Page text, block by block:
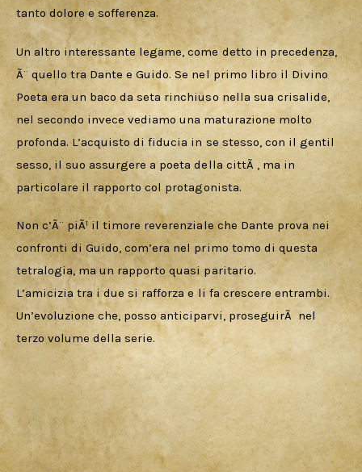
tanto dolore e sofferenza.
Un altro interessante legame, come detto in precedenza,
Ã¨ quello tra Dante e Guido. Se nel primo libro il Divino
Poeta era un baco da seta rinchiuso nella sua crisalide,
nel secondo invece vediamo una maturazione molto
profonda. L’acquisto di fiducia in se stesso, con il gentil
sesso, il suo assurgere a poeta della cittÃ , ma in
particolare il rapporto col protagonista.
Non c’Ã¨ piÃ¹ il timore reverenziale che Dante prova nei
confronti di Guido, com’era nel primo tomo di questa
tetralogia, ma un rapporto quasi paritario.
L’amicizia tra i due si rafforza e li fa crescere entrambi.
Un’evoluzione che, posso anticiparvi, proseguirÃ  nel
terzo volume della serie.